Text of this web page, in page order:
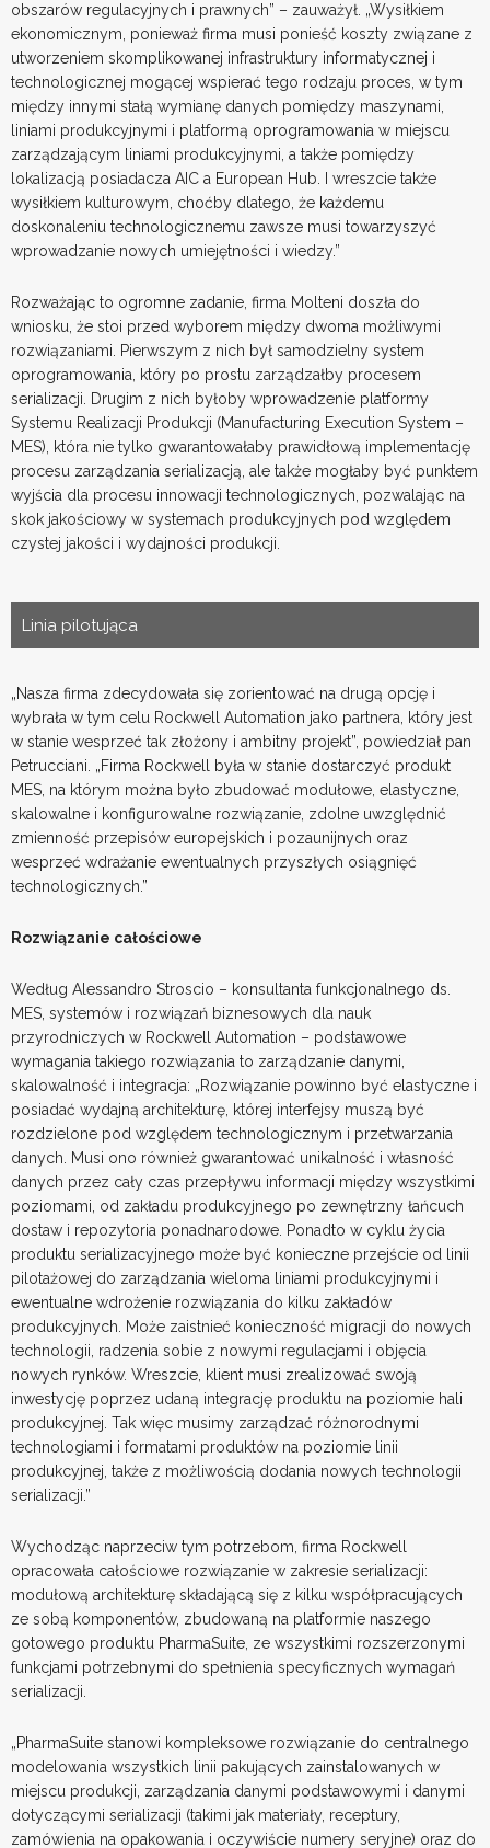
obszarów regulacyjnych i prawnych” – zauważył. „Wysiłkiem
ekonomicznym, ponieważ firma musi ponieść koszty związane z
utworzeniem skomplikowanej infrastruktury informatycznej i
technologicznej mogącej wspierać tego rodzaju proces, w tym
między innymi stałą wymianę danych pomiędzy maszynami,
liniami produkcyjnymi i platformą oprogramowania w miejscu
zarządzającym liniami produkcyjnymi, a także pomiędzy
lokalizacją posiadacza AIC a European Hub. I wreszcie także
wysiłkiem kulturowym, choćby dlatego, że każdemu
doskonaleniu technologicznemu zawsze musi towarzyszyć
wprowadzanie nowych umiejętności i wiedzy.”
Rozważając to ogromne zadanie, firma Molteni doszła do
wniosku, że stoi przed wyborem między dwoma możliwymi
rozwiązaniami. Pierwszym z nich był samodzielny system
oprogramowania, który po prostu zarządzałby procesem
serializacji. Drugim z nich byłoby wprowadzenie platformy
Systemu Realizacji Produkcji (Manufacturing Execution System –
MES), która nie tylko gwarantowałaby prawidłową implementację
procesu zarządzania serializacją, ale także mogłaby być punktem
wyjścia dla procesu innowacji technologicznych, pozwalając na
skok jakościowy w systemach produkcyjnych pod względem
czystej jakości i wydajności produkcji.
Linia pilotująca
„Nasza firma zdecydowała się zorientować na drugą opcję i
wybrała w tym celu Rockwell Automation jako partnera, który jest
w stanie wesprzeć tak złożony i ambitny projekt”, powiedział pan
Petrucciani. „Firma Rockwell była w stanie dostarczyć produkt
MES, na którym można było zbudować modułowe, elastyczne,
skalowalne i konfigurowalne rozwiązanie, zdolne uwzględnić
zmienność przepisów europejskich i pozaunijnych oraz
wesprzeć wdrażanie ewentualnych przyszłych osiągnięć
technologicznych.”
Rozwiązanie całościowe
Według Alessandro Stroscio – konsultanta funkcjonalnego ds.
MES, systemów i rozwiązań biznesowych dla nauk
przyrodniczych w Rockwell Automation – podstawowe
wymagania takiego rozwiązania to zarządzanie danymi,
skalowalność i integracja: „Rozwiązanie powinno być elastyczne i
posiadać wydajną architekturę, której interfejsy muszą być
rozdzielone pod względem technologicznym i przetwarzania
danych. Musi ono również gwarantować unikalność i własność
danych przez cały czas przepływu informacji między wszystkimi
poziomami, od zakładu produkcyjnego po zewnętrzny łańcuch
dostaw i repozytoria ponadnarodowe. Ponadto w cyklu życia
produktu serializacyjnego może być konieczne przejście od linii
pilotażowej do zarządzania wieloma liniami produkcyjnymi i
ewentualne wdrożenie rozwiązania do kilku zakładów
produkcyjnych. Może zaistnieć konieczność migracji do nowych
technologii, radzenia sobie z nowymi regulacjami i objęcia
nowych rynków. Wreszcie, klient musi zrealizować swoją
inwestycję poprzez udaną integrację produktu na poziomie hali
produkcyjnej. Tak więc musimy zarządzać różnorodnymi
technologiami i formatami produktów na poziomie linii
produkcyjnej, także z możliwością dodania nowych technologii
serializacji.”
Wychodząc naprzeciw tym potrzebom, firma Rockwell
opracowała całościowe rozwiązanie w zakresie serializacji:
modułową architekturę składającą się z kilku współpracujących
ze sobą komponentów, zbudowaną na platformie naszego
gotowego produktu PharmaSuite, ze wszystkimi rozszerzonymi
funkcjami potrzebnymi do spełnienia specyficznych wymagań
serializacji.
„PharmaSuite stanowi kompleksowe rozwiązanie do centralnego
modelowania wszystkich linii pakujących zainstalowanych w
miejscu produkcji, zarządzania danymi podstawowymi i danymi
dotyczącymi serializacji (takimi jak materiały, receptury,
zamówienia na opakowania i oczywiście numery seryjne) oraz do